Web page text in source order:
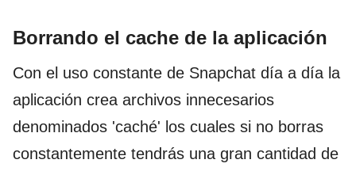
Borrando el cache de la aplicación
Con el uso constante de Snapchat día a día la
aplicación crea archivos innecesarios
denominados 'caché' los cuales si no borras
constantemente tendrás una gran cantidad de